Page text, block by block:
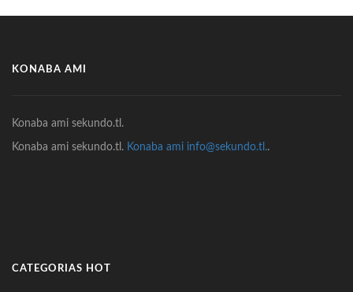
KONABA AMI
Konaba ami sekundo.tl.
Konaba ami sekundo.tl. Konaba ami info@sekundo.tl..
CATEGORIAS HOT